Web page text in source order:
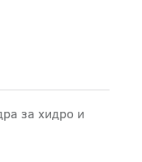
за хидро и